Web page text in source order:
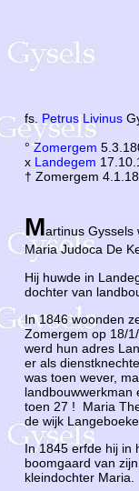
fs. Petrus Livinus
°Zomergem
x Landegem
† Zomergem
Martinus Gyssels
Maria Judoca De
Hij huwde in
dochter van
In 1846 woonden
Zomergem op 18/
werd hun adres
er als
was toen wever,
landbouwwerkman
toen 27 ! Maria
de wijk
In 1845 erfde hij in
boomgaard van
kleindochter Maria.